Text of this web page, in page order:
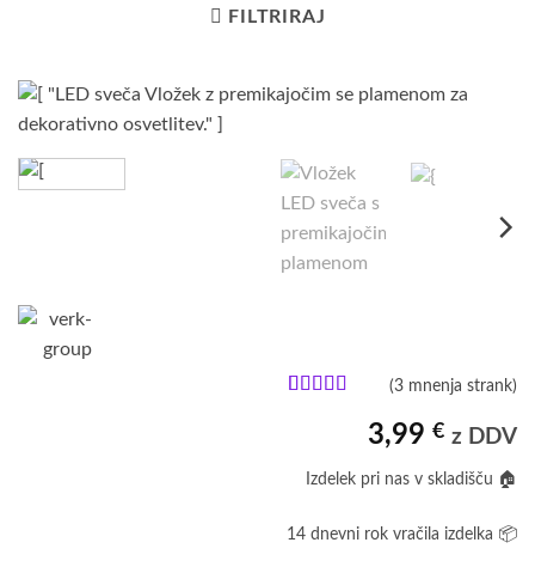
FILTRIRAJ
podlagi
ocene
(3 mnenja strank)
3,99 € z DDV
Izdelek pri nas v skladišču 🏠
14 dnevni rok vračila izdelka 📦